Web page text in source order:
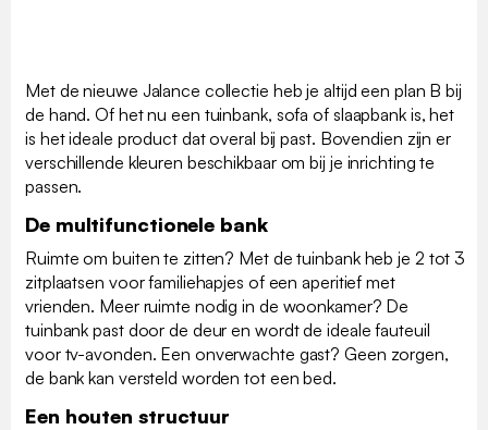
Met de nieuwe Jalance collectie heb je altijd een plan B bij
de hand. Of het nu een tuinbank, sofa of slaapbank is, het
is het ideale product dat overal bij past. Bovendien zijn er
verschillende kleuren beschikbaar om bij je inrichting te
passen.
De multifunctionele bank
Ruimte om buiten te zitten? Met de tuinbank heb je 2 tot 3
zitplaatsen voor familiehapjes of een aperitief met
vrienden. Meer ruimte nodig in de woonkamer? De
tuinbank past door de deur en wordt de ideale fauteuil
voor tv-avonden. Een onverwachte gast? Geen zorgen,
de bank kan versteld worden tot een bed.
Een houten structuur